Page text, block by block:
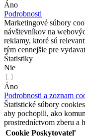
Áno
Podrobnosti
Marketingové súbory
návštevníkov na
reklamy, ktoré sú
tým cennejšie pre
Štatistiky
Nie
Áno
Podrobnosti a zoznam
Štatistické súbory
aby pochopili, ako
prostredníctvom zberu a
Cookie Poskytovateľ